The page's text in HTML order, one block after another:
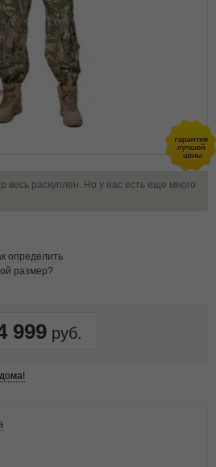
весь раскуплен. Но у нас есть еще много
определить
размер?
999